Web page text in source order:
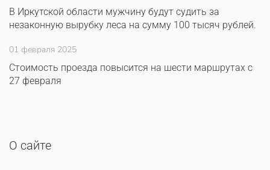
В Иркутской области мужчину будут судить за
незаконную вырубку леса на сумму 100 тысяч рублей.
01 февраля 2025
Стоимость проезда повысится на шести маршрутах с
27 февраля
О сайте